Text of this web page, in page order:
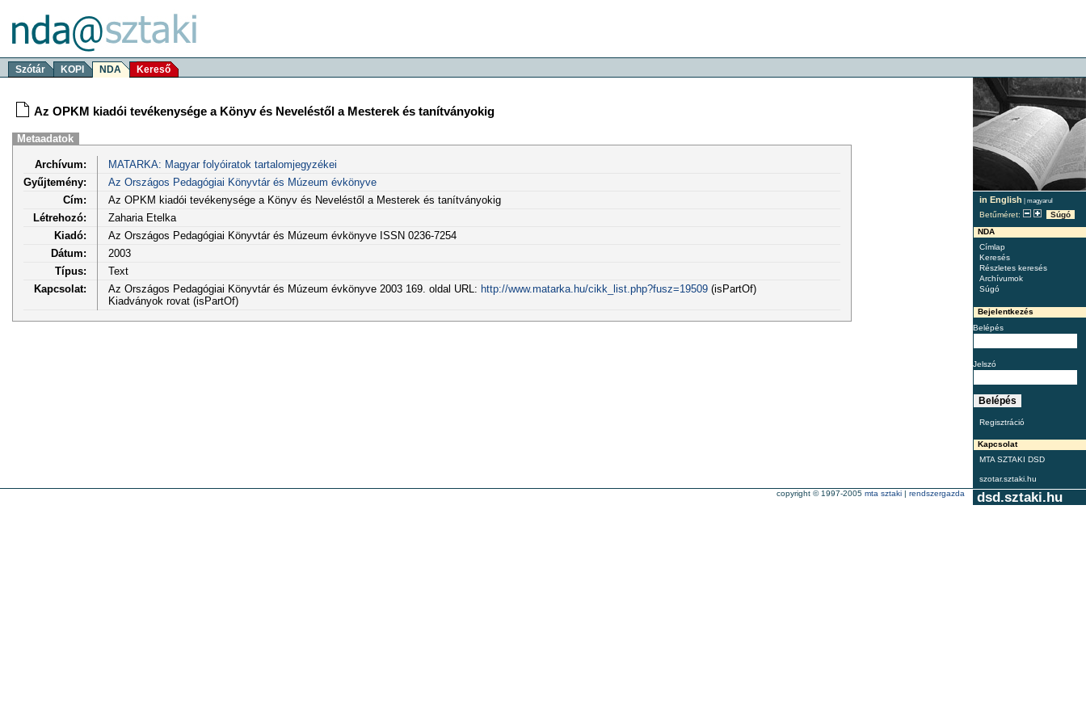
Szótár KOPI NDA Kereső
in English | magyarul
Betűméret:
Súgó
NDA
Címlap
Keresés
Részletes keresés
Archívumok
Súgó
Bejelentkezés
Belépés
Jelszó
Regisztráció
Kapcsolat
MTA SZTAKI DSD
szotar.sztaki.hu
Az OPKM kiadói tevékenysége a Könyv és Neveléstől a Mesterek és tanítványokig
Metaadatok
Archívum:
MATARKA: Magyar folyóiratok tartalomjegyzékei
Gyűjtemény:
Az Országos Pedagógiai Könyvtár és Múzeum évkönyve
Cím:
Az OPKM kiadói tevékenysége a Könyv és Neveléstől a Mesterek és tanítványokig
Létrehozó:
Zaharia Etelka
Kiadó:
Az Országos Pedagógiai Könyvtár és Múzeum évkönyve ISSN 0236-7254
Dátum:
2003
Típus:
Text
Kapcsolat:
Az Országos Pedagógiai Könyvtár és Múzeum évkönyve 2003 169. oldal URL: http://www.matarka.hu/cikk_list.php?fusz=19509(isPartOf)
Kiadványok rovat (isPartOf)
dsd.sztaki.hu
copyright © 1997-2005 mta sztaki | rendszergazda